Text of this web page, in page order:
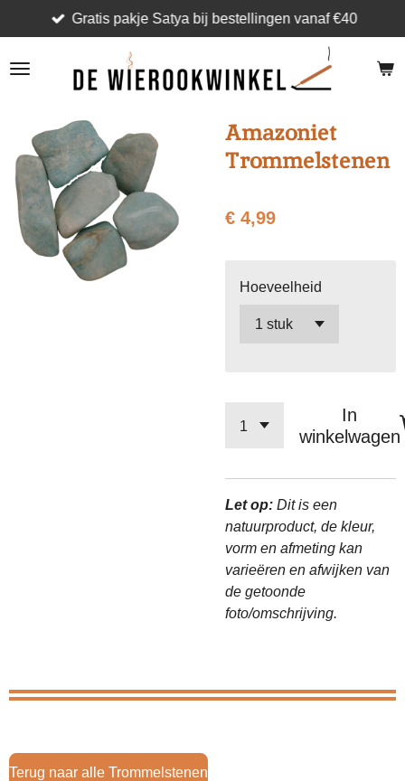
direct
naar
Gratis pakje Satya bij bestellingen vanaf €40
Amazoniet
Trommelstenen
€ 4,99
Hoeveelheid
In
winkelwagen
Let op: Dit is een
natuurproduct, de kleur,
vorm en afmeting kan
varieëren en afwijken van
de getoonde
foto/omschrijving.
Terug naar alle Trommelstenen